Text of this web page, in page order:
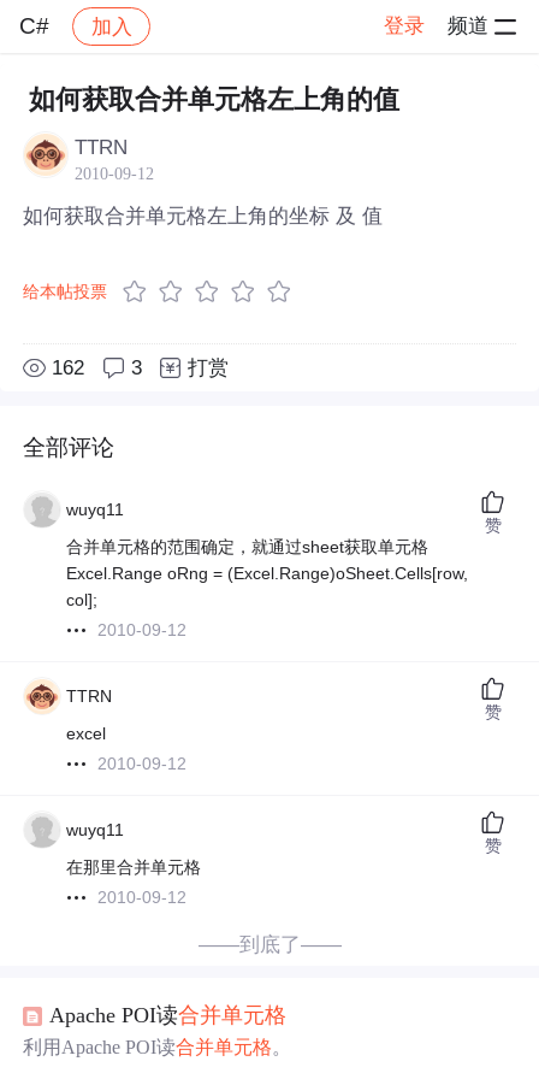
C# 加入 登录 频道
社区 C# 帖子详情
如何获取合并单元格左上角的值
TTRN
2010-09-12
如何获取合并单元格左上角的坐标 及 值
给本帖投票
162 3 打赏
全部评论
wuyq11
合并单元格的范围确定，就通过sheet获取单元格
Excel.Range oRng = (Excel.Range)oSheet.Cells[row,
col];
2010-09-12
赞
TTRN
excel
2010-09-12
赞
wuyq11
在那里合并单元格
2010-09-12
赞
——到底了——
Apache POI读合并单元格
利用Apache POI读合并单元格。